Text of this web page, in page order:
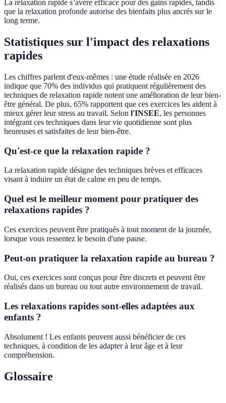
La relaxation rapide s’avère efficace pour des gains rapides, tandis
que la relaxation profonde autorise des bienfaits plus ancrés sur le
long terme.
Statistiques sur l'impact des relaxations
rapides
Les chiffres parlent d'eux-mêmes : une étude réalisée en 2026
indique que 70% des individus qui pratiquent régulièrement des
techniques de relaxation rapide notent une amélioration de leur bien-
être général. De plus, 65% rapportent que ces exercices les aident à
mieux gérer leur stress au travail. Selon l'INSEE, les personnes
intégrant ces techniques dans leur vie quotidienne sont plus
heureuses et satisfaites de leur bien-être.
Qu'est-ce que la relaxation rapide ?
La relaxation rapide désigne des techniques brèves et efficaces
visant à induire un état de calme en peu de temps.
Quel est le meilleur moment pour pratiquer des
relaxations rapides ?
Ces exercices peuvent être pratiqués à tout moment de la journée,
lorsque vous ressentez le besoin d'une pause.
Peut-on pratiquer la relaxation rapide au bureau ?
Oui, ces exercices sont conçus pour être discrets et peuvent être
réalisés dans un bureau ou tout autre environnement de travail.
Les relaxations rapides sont-elles adaptées aux
enfants ?
Absolument ! Les enfants peuvent aussi bénéficier de ces
techniques, à condition de les adapter à leur âge et à leur
compréhension.
Glossaire